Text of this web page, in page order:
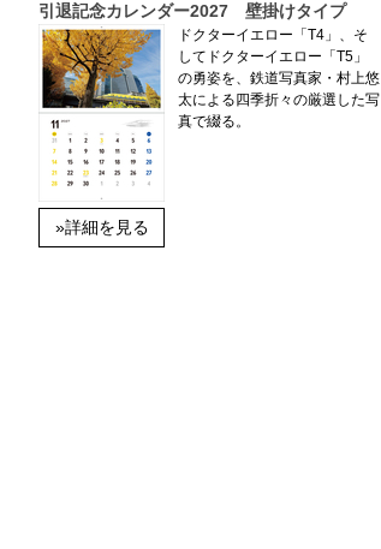
引退記念カレンダー2027 壁掛けタイプ
»詳細を見る
ドクターイエロー「T4」、そ
してドクターイエロー「T5」
の勇姿を、鉄道写真家・村上悠
太による四季折々の厳選した写
真で綴る。